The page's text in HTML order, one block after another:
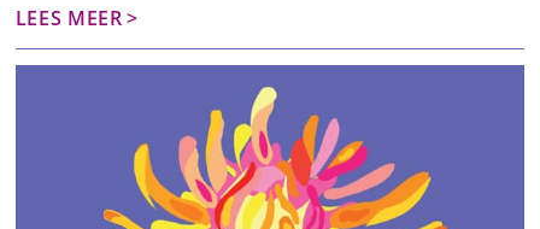
LEES MEER